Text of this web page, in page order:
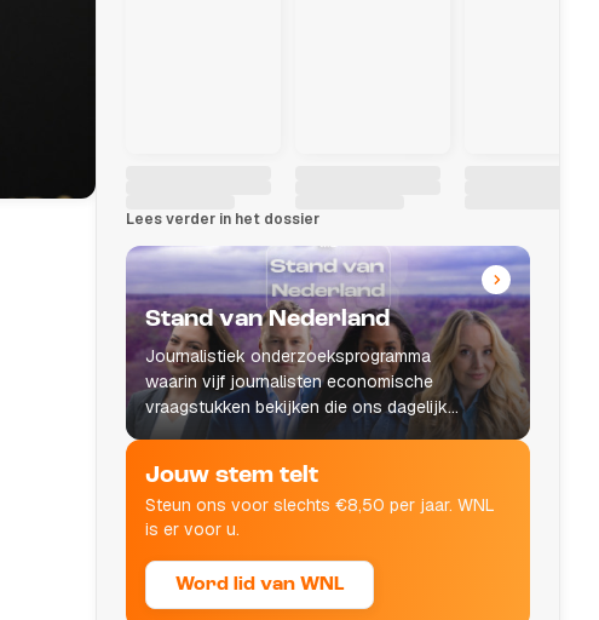
Lees verder in het dossier
Stand van Nederland
Journalistiek onderzoeksprogramma
waarin vijf journalisten economische
vraagstukken bekijken die ons dagelijks
leven raken.
Jouw stem telt
Steun ons voor slechts €8,50 per jaar. WNL
is er voor u.
Word lid van WNL